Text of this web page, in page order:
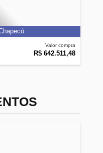
Valor compra
R$ 642.511,48